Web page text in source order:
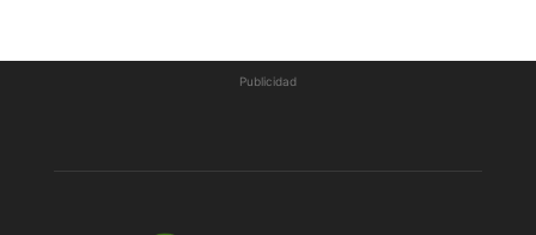
Publicidad